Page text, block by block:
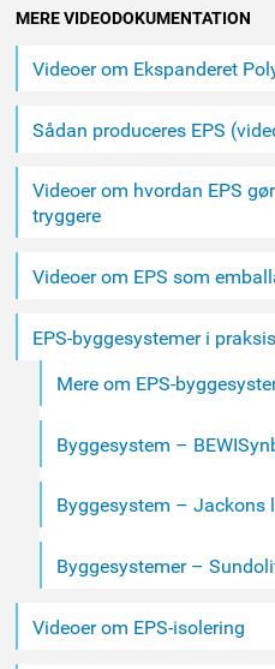
MERE VIDEODOKUMENTATION
Videoer om Ekspanderet
Sådan produceres EPS
Videoer om hvordan EPS
tryggere
Videoer om EPS som
EPS-byggesystemer i praksis
Mere om EPS-
Byggesystem –
Byggesystem – Jackons
Byggesystemer –
Videoer om EPS-isolering